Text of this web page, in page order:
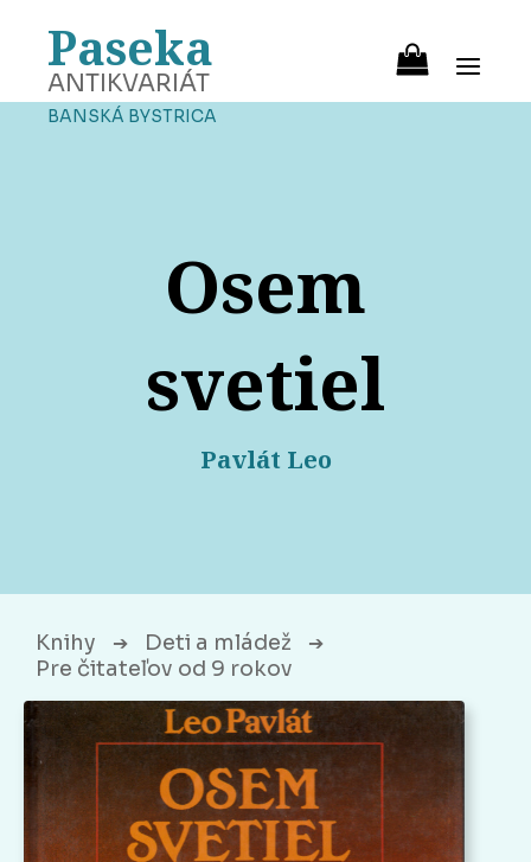
Paseka
ANTIKVARIÁT
BANSKÁ BYSTRICA
Osem
svetiel
Pavlát Leo
Knihy ➔ Deti a mládež ➔
Pre čitateľov od 9 rokov